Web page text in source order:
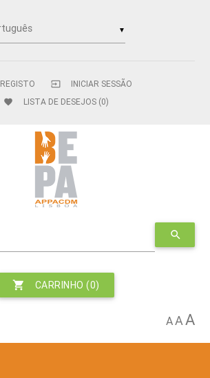
▼
REGISTO INICIAR SESSÃO
input
favorite
LISTA DE DESEJOS (0)
search
CARRINHO (0)
shopping_cart
AAA